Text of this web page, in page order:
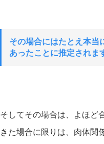
その場合にはたとえ本当
あったことに推定されま
そしてその場合は、よほど
きた場合に限りは、肉体関